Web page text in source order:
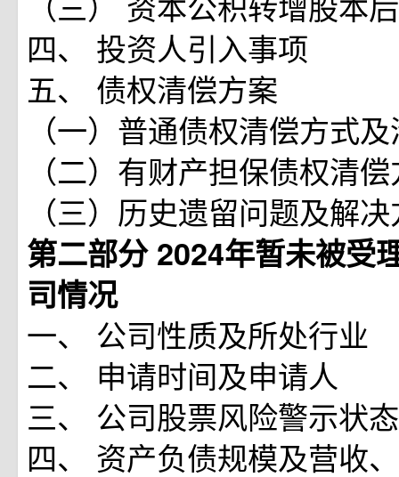
四、 投资人引入事项
五、 债权清偿方案
（一）普通债权清偿方式
（二）有财产担保债权清
（三）历史遗留问题及解
第二部分 2024年暂未被受
司情况
一、 公司性质及所处行业
二、 申请时间及申请人
三、 公司股票风险警示状态
四、 资产负债规模及营收